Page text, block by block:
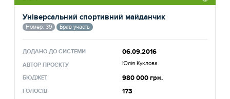
Універсальний спортивний майданчик
Номер: 39 Брав участь
ДОДАНО ДО СИСТЕМИ 06.09.2016
АВТОР ПРОЄКТУ Юлія Куклова
БЮДЖЕТ 980 000 грн.
ГОЛОСІВ 173